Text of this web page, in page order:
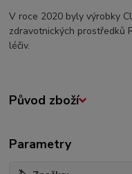
V roce 2020 byly výrobky
zdravotnických prostředků
léčiv.
Původ zboží
Parametry